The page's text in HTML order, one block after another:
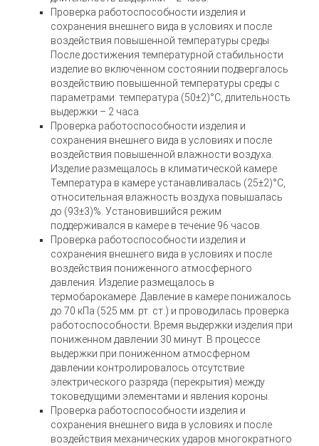
Проверка работоспособности изделия и
сохранения внешнего вида в условиях и после
воздействия повышенной температуры среды.
После достижения температурной стабильности
изделие во включённом состоянии подвергалось
воздействию повышенной температуры среды с
параметрами: температура (50±2)°С, длительность
выдержки – 2 часа.
Проверка работоспособности изделия и
сохранения внешнего вида в условиях и после
воздействия повышенной влажности воздуха.
Изделие размещалось в климатической камере.
Температура в камере устанавливалась (25±2)°С,
относительная влажность воздуха повышалась
до (93±3)%. Установившийся режим
поддерживался в камере в течение 96 часов.
Проверка работоспособности изделия и
сохранения внешнего вида в условиях и после
воздействия пониженного атмосферного
давления. Изделие размещалось в
термобарокамере. Давление в камере понижалось
до 70 кПа (525 мм. рт. ст.) и проводилась проверка
работоспособности. Время выдержки изделия при
пониженном давлении 30 минут. В процессе
выдержки при пониженном атмосферном
давлении контролировалось отсутствие
электрического разряда (перекрытия) между
токоведущими элементами и явления короны.
Проверка работоспособности изделия и
сохранения внешнего вида в условиях и после
воздействия механических ударов многократного